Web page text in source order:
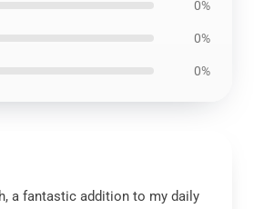
0%
0%
0%
a fantastic addition to my daily